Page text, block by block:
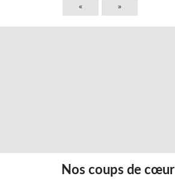
« »
Nos coups de cœur